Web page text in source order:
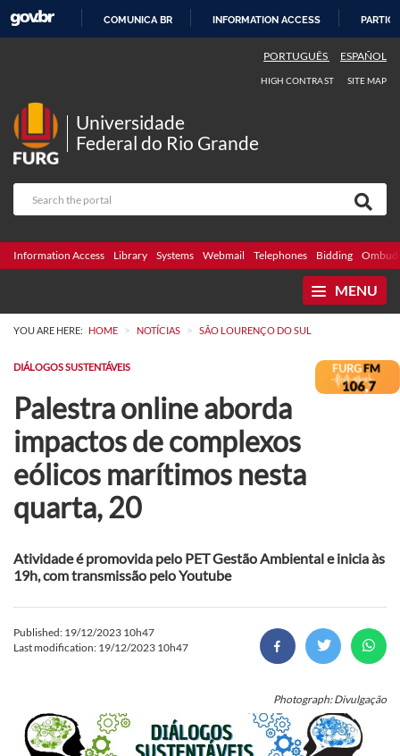
COMUNICA BR INFORMATION ACCESS
PORTUGUÊS ESPAÑOL
HIGH CONTRAST SITE MAP
Universidade
Federal do Rio Grande
Information Access Library Systems Webmail Telephones Bidding
MENU
YOU ARE HERE: HOME > NOTÍCIAS > SÃO LOURENÇO DO SUL
DIÁLOGOS SUSTENTÁVEIS
Palestra online aborda
impactos de complexos
eólicos marítimos nesta
quarta, 20
Atividade é promovida pelo PET Gestão Ambiental e inicia às
19h, com transmissão pelo Youtube
Published: 19/12/2023 10h47
Last modification: 19/12/2023 10h47
Photograph: Divulgação